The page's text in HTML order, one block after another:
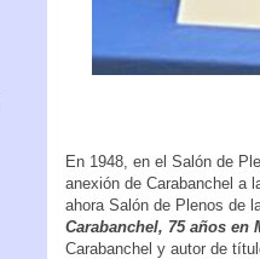
En 1948, en el Salón de
anexión de Carabanchel a
ahora Salón de Plenos de
Carabanchel, 75 años en
Carabanchel y autor de